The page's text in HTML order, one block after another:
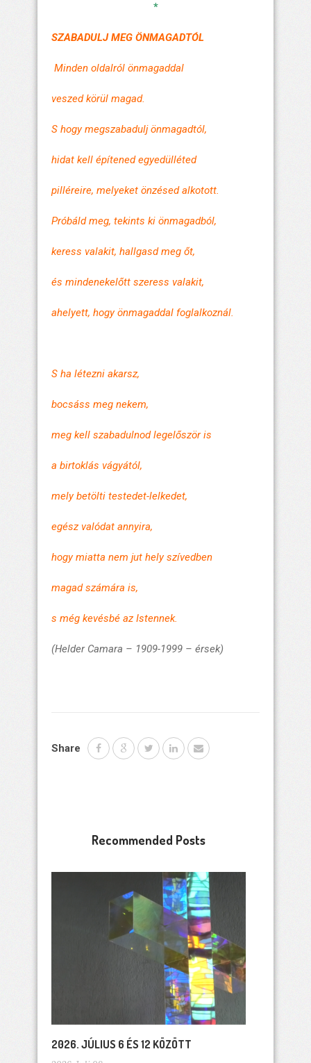
*
SZABADULJ MEG ÖNMAGADTÓL
Minden oldalról önmagaddal
veszed körül magad.
S hogy megszabadulj önmagadtól,
hidat kell építened egyedülléted
pilléreire, melyeket önzésed alkotott.
Próbáld meg, tekints ki önmagadból,
keress valakit, hallgasd meg őt,
és mindenekelőtt szeress valakit,
ahelyett, hogy önmagaddal foglalkoznál.
S ha létezni akarsz,
bocsáss meg nekem,
meg kell szabadulnod legelőször is
a birtoklás vágyától,
mely betölti testedet-lelkedet,
egész valódat annyira,
hogy miatta nem jut hely szívedben
magad számára is,
s még kevésbé az Istennek.
(Helder Camara – 1909-1999 – érsek)
Share
Recommended Posts
2026. JÚLIUS 6 ÉS 12 KÖZÖTT